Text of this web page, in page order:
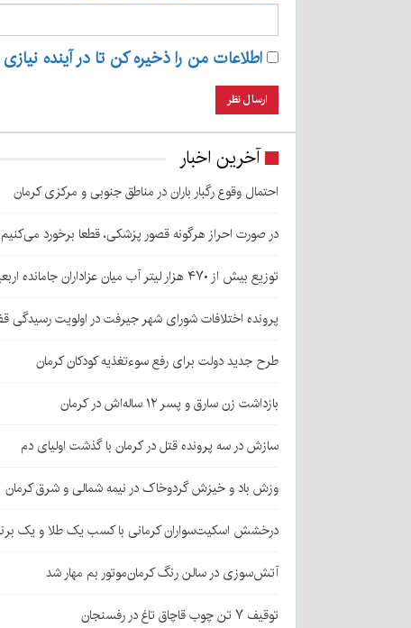
اطلاعات من را ذخیره کن تا در آینده
آخرین اخبار
احتمال وقوع رگبار باران در مناطق جنوبی و مرکزی کرمان
در صورت احراز هرگونه قصور پزشکی، قطعا برخورد می‌کنیم
توزیع بیش از ۴۷۰ هزار لیتر آب میان عزاداران جامانده اربعین در کرمان
پرونده اختلافات شورای شهر جیرفت در اولویت رسیدگی
طرح جدید دولت برای رفع سوءتغذیه کودکان کرمان
بازداشت زن سارق و پسر ۱۲ ساله‌اش در کرمان
سازش در سه پرونده قتل در کرمان با گذشت اولیای دم
وزش باد و خیزش گردوخاک در نیمه شمالی و شرق کرمان
درخشش اسکیت‌سواران کرمانی با کسب یک طلا و یک
آتش‌سوزی در سالن رنگ کرمان‌موتور بم مهار شد
توقیف ۷ تن چوب قاچاق تاغ در رفسنجان